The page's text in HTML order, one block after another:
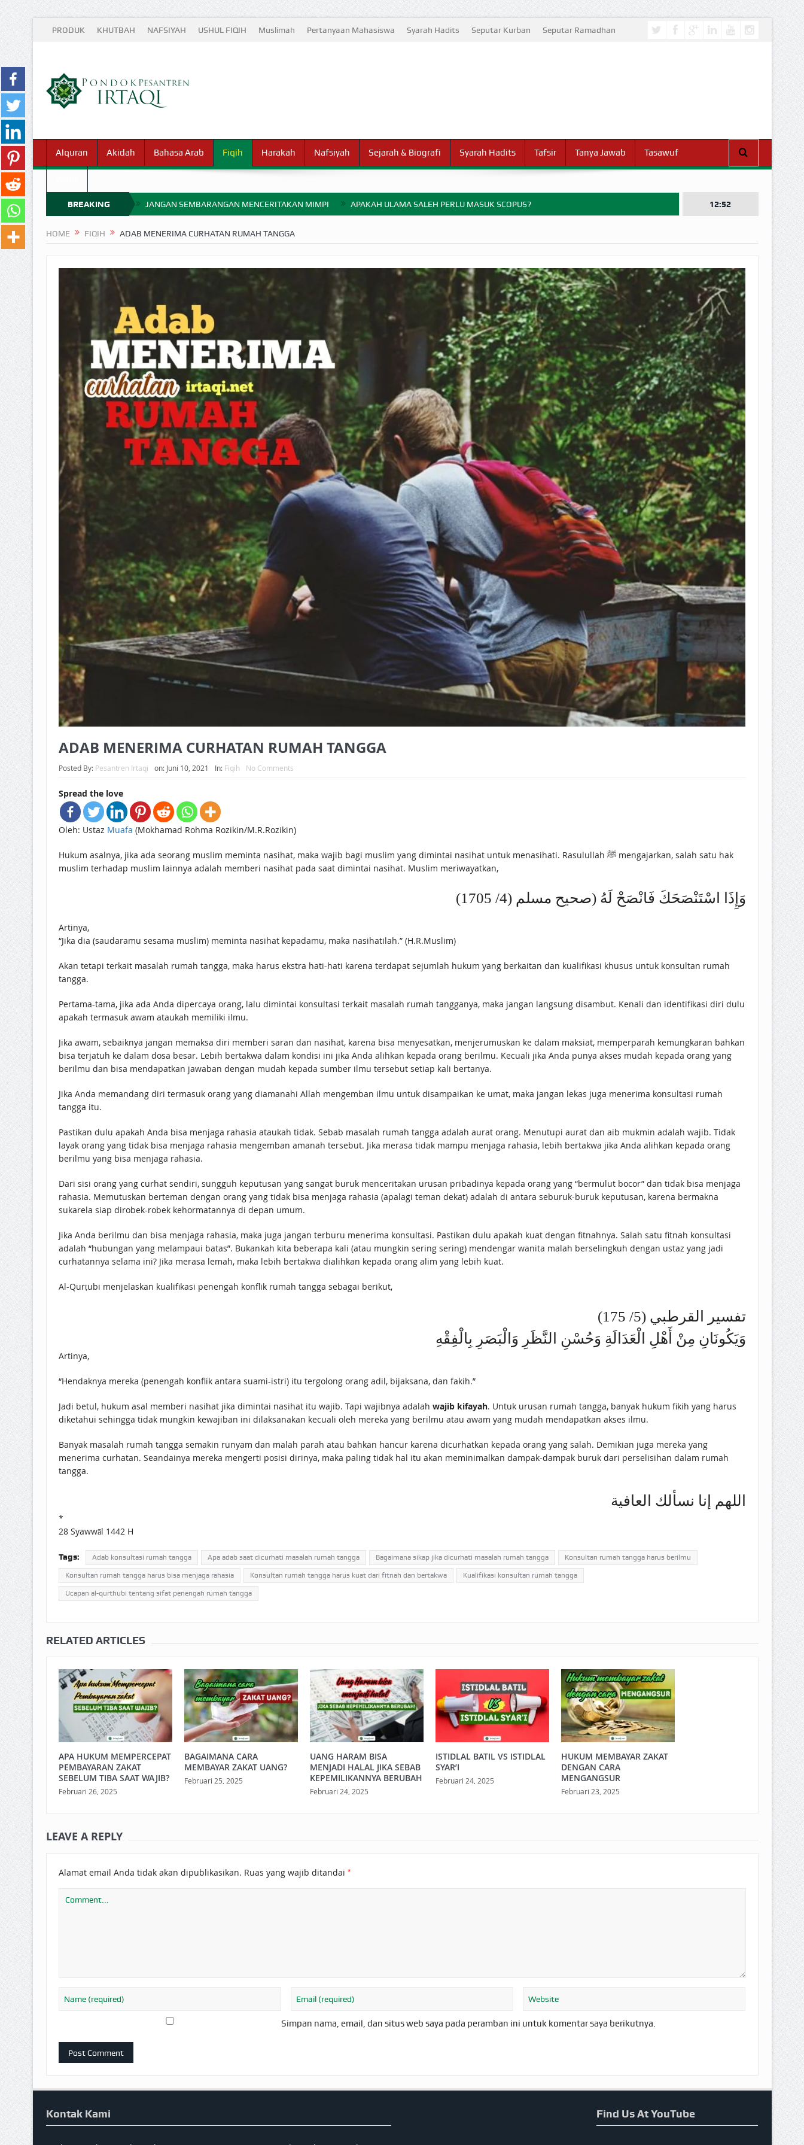
PRODUK KHUTBAH NAFSIYAH USHUL FIQIH Muslimah Pertanyaan Mahasiswa Syarah Hadits Seputar Kurban Seputar Ramadhan
Alquran Akidah Bahasa Arab Fiqih Harakah Nafsiyah Sejarah & Biografi Syarah Hadits Tafsir Tanya Jawab Tasawuf
BREAKING
NEWS
JANGAN SEMBARANGAN MENCERITAKAN MIMPI APAKAH ULAMA SALEH PERLU MASUK SCOPUS?
BAGAIMANA CARA MEMBAYAR ZAKAT UANG? UANG HARAM BISA MENJADI HALAL JIKA SEBAB KEPEMILIKANNYA BERUBAH
ISTIDLAL BATIL VS ISTIDLAL SYAR’I BAHASA CINTA KARENA ALLAH HUKUM MEMBAYAR ZAKAT DENGAN CARA MENGANGSUR
HUKUM MEMBAYAR ZAKAT KEPADA KERABAT SENDIRI
12:52
HOME FIQIH ADAB MENERIMA CURHATAN RUMAH TANGGA
ADAB MENERIMA CURHATAN RUMAH TANGGA
Posted By: Pesantren Irtaqi on: Juni 10, 2021 In: Fiqih No Comments
Spread the love
Oleh: Ustaz Muafa (Mokhamad Rohma Rozikin/M.R.Rozikin)
Hukum asalnya, jika ada seorang muslim meminta nasihat, maka wajib bagi muslim yang dimintai nasihat untuk menasihati. Rasulullah ﷺ mengajarkan, salah satu hak
muslim terhadap muslim lainnya adalah memberi nasihat pada saat dimintai nasihat. Muslim meriwayatkan,
وَإِذَا اسْتَنْصَحَكَ فَانْصَحْ لَهُ (صحيح مسلم (4/ 1705)
Artinya,
“Jika dia (saudaramu sesama muslim) meminta nasihat kepadamu, maka nasihatilah.” (H.R.Muslim)
Akan tetapi terkait masalah rumah tangga, maka harus ekstra hati-hati karena terdapat sejumlah hukum yang berkaitan dan kualifikasi khusus untuk konsultan rumah
tangga.
Pertama-tama, jika ada Anda dipercaya orang, lalu dimintai konsultasi terkait masalah rumah tangganya, maka jangan langsung disambut. Kenali dan identifikasi diri dulu
apakah termasuk awam ataukah memiliki ilmu.
Jika awam, sebaiknya jangan memaksa diri memberi saran dan nasihat, karena bisa menyesatkan, menjerumuskan ke dalam maksiat, memperparah kemungkaran bahkan
bisa terjatuh ke dalam dosa besar. Lebih bertakwa dalam kondisi ini jika Anda alihkan kepada orang berilmu. Kecuali jika Anda punya akses mudah kepada orang yang
berilmu dan bisa mendapatkan jawaban dengan mudah kepada sumber ilmu tersebut setiap kali bertanya.
Jika Anda memandang diri termasuk orang yang diamanahi Allah mengemban ilmu untuk disampaikan ke umat, maka jangan lekas juga menerima konsultasi rumah
tangga itu.
Pastikan dulu apakah Anda bisa menjaga rahasia ataukah tidak. Sebab masalah rumah tangga adalah aurat orang. Menutupi aurat dan aib mukmin adalah wajib. Tidak
layak orang yang tidak bisa menjaga rahasia mengemban amanah tersebut. Jika merasa tidak mampu menjaga rahasia, lebih bertakwa jika Anda alihkan kepada orang
berilmu yang bisa menjaga rahasia.
Dari sisi orang yang curhat sendiri, sungguh keputusan yang sangat buruk menceritakan urusan pribadinya kepada orang yang “bermulut bocor” dan tidak bisa menjaga
rahasia. Memutuskan berteman dengan orang yang tidak bisa menjaga rahasia (apalagi teman dekat) adalah di antara seburuk-buruk keputusan, karena bermakna
sukarela siap dirobek-robek kehormatannya di depan umum.
Jika Anda berilmu dan bisa menjaga rahasia, maka juga jangan terburu menerima konsultasi. Pastikan dulu apakah kuat dengan fitnahnya. Salah satu fitnah konsultasi
adalah “hubungan yang melampaui batas”. Bukankah kita beberapa kali (atau mungkin sering sering) mendengar wanita malah berselingkuh dengan ustaz yang jadi
curhatannya selama ini? Jika merasa lemah, maka lebih bertakwa dialihkan kepada orang alim yang lebih kuat.
Al-Qurṭubi menjelaskan kualifikasi penengah konflik rumah tangga sebagai berikut,
تفسير القرطبي (5/ 175)
وَيَكُونَانِ مِنْ أَهْلِ الْعَدَالَةِ وَحُسْنِ النَّظَرِ وَالْبَصَرِ بِالْفِقْهِ
Artinya,
“Hendaknya mereka (penengah konflik antara suami-istri) itu tergolong orang adil, bijaksana, dan fakih.”
Jadi betul, hukum asal memberi nasihat jika dimintai nasihat itu wajib. Tapi wajibnya adalah wajib kifayah. Untuk urusan rumah tangga, banyak hukum fikih yang harus
diketahui sehingga tidak mungkin kewajiban ini dilaksanakan kecuali oleh mereka yang berilmu atau awam yang mudah mendapatkan akses ilmu.
Banyak masalah rumah tangga semakin runyam dan malah parah atau bahkan hancur karena dicurhatkan kepada orang yang salah. Demikian juga mereka yang
menerima curhatan. Seandainya mereka mengerti posisi dirinya, maka paling tidak hal itu akan meminimalkan dampak-dampak buruk dari perselisihan dalam rumah
tangga.
اللهم إنا نسألك العافية
*
28 Syawwāl 1442 H
Tags: Adab konsultasi rumah tangga Apa adab saat dicurhati masalah rumah tangga Bagaimana sikap jika dicurhati masalah rumah tangga Konsultan rumah tangga harus berilmu
Konsultan rumah tangga harus bisa menjaga rahasia Konsultan rumah tangga harus kuat dari fitnah dan bertakwa Kualifikasi konsultan rumah tangga
Ucapan al-qurthubi tentang sifat penengah rumah tangga
RELATED ARTICLES
APA HUKUM MEMPERCEPAT
PEMBAYARAN ZAKAT
SEBELUM TIBA SAAT WAJIB?
Februari 26, 2025
BAGAIMANA CARA
MEMBAYAR ZAKAT UANG?
Februari 25, 2025
UANG HARAM BISA
MENJADI HALAL JIKA SEBAB
KEPEMILIKANNYA BERUBAH
Februari 24, 2025
ISTIDLAL BATIL VS ISTIDLAL
SYAR’I
Februari 24, 2025
HUKUM MEMBAYAR ZAKAT
DENGAN CARA
MENGANGSUR
Februari 23, 2025
LEAVE A REPLY
Alamat email Anda tidak akan dipublikasikan. Ruas yang wajib ditandai *
Simpan nama, email, dan situs web saya pada peramban ini untuk komentar saya berikutnya.
Kontak Kami Find Us At YouTube